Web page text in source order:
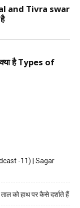
-11) | Sagar
को हाथ पर कैसे दर्शाते हैं